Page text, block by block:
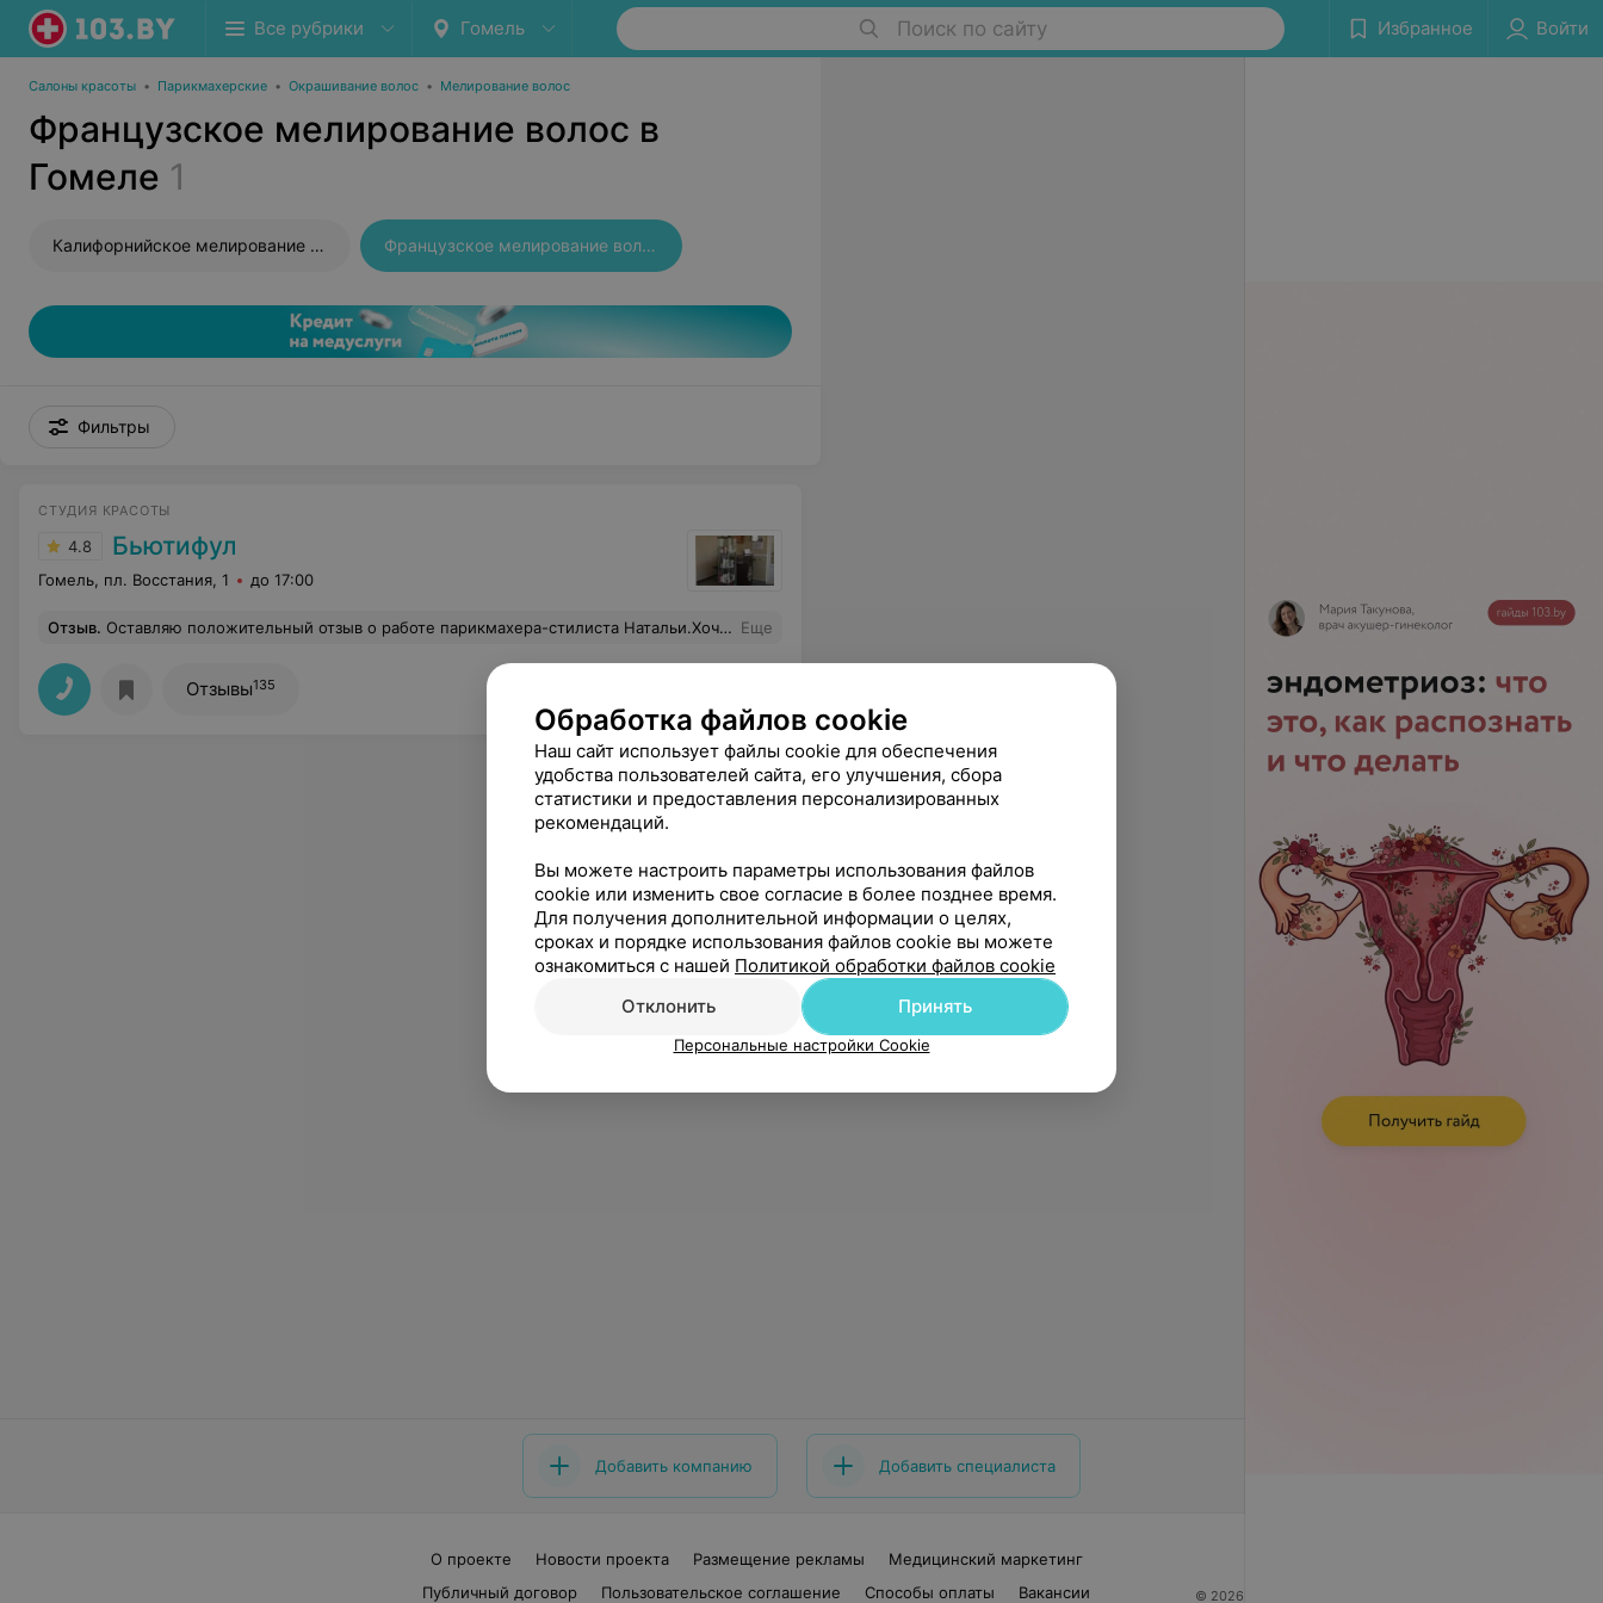
Все рубрики Гомель Поиск по сайту Избранное Войти
Салоны красоты • Парикмахерские • Окрашивание волос • Мелирование волос
Французское мелирование волос в
Гомеле 1
Калифорнийское мелирование волос Французское мелирование волос
Фильтры
СТУДИЯ КРАСОТЫ
4.8 Бьютифул
Гомель, пл. Восстания, 1 до 17:00
Отзыв. Оставляю положительный отзыв о работе парикмахера-стилиста Натальи.Хочется отметить высокий профессионализм в выполнении стрижки и мелирования. Результат превзошел ожидания: стрижка очень удобная и современная, а мелирование смотрится естественно и ярко. Мастеру удалось точно воплотить мои пожелания в жизнь. Также приятно удивил высокий уровень сервиса, включая внимание к деталям (например, предложенный кофе). Рекомендую Наталью как ответственного и талантливого специалиста. Еще
Отзывы135
Добавить компанию Добавить специалиста
О проекте Новости проекта Размещение рекламы
Медицинский маркетинг
Публичный договор
Пользовательское соглашение Способы оплаты Вакансии © 2026 ООО «Артокс Лаб», УНП 191700409
Обработка файлов cookie
Наш сайт использует файлы cookie для обеспечения
удобства пользователей сайта, его улучшения, сбора
статистики и предоставления персонализированных
рекомендаций.
Вы можете настроить параметры использования файлов
cookie или изменить свое согласие в более позднее время.
Для получения дополнительной информации о целях,
сроках и порядке использования файлов cookie вы можете
ознакомиться с нашей Политикой обработки файлов cookie
Отклонить
Принять
Персональные настройки Cookie